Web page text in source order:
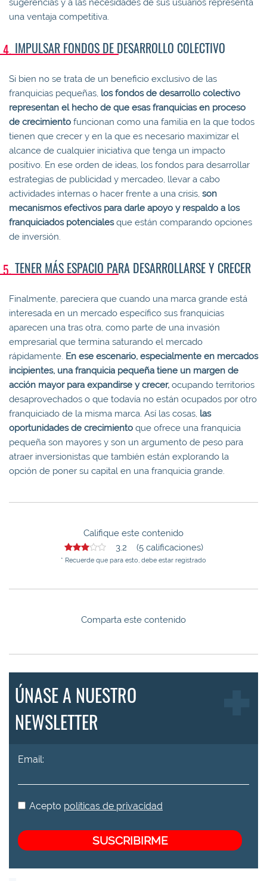
sugerencias y a las necesidades de sus usuarios representa
una ventaja competitiva.
IMPULSAR FONDOS DE DESARROLLO COLECTIVO
Si bien no se trata de un beneficio exclusivo de las
franquicias pequeñas, los fondos de desarrollo colectivo
representan el hecho de que esas franquicias en proceso
de crecimiento funcionan como una familia en la que todos
tienen que crecer y en la que es necesario maximizar el
alcance de cualquier iniciativa que tenga un impacto
positivo. En ese orden de ideas, los fondos para desarrollar
estrategias de publicidad y mercadeo, llevar a cabo
actividades internas o hacer frente a una crisis, son
mecanismos efectivos para darle apoyo y respaldo a los
franquiciados potencialesque están comparando opciones
de inversión.
TENER MÁS ESPACIO PARA DESARROLLARSE Y CRECER
Finalmente, pareciera que cuando una marca grande está
interesada en un mercado específico sus franquicias
aparecen una tras otra, como parte de una invasión
empresarial que termina saturando el mercado
rápidamente. En ese escenario, especialmente en mercados
incipientes, una franquicia pequeña tiene un margen de
acción mayor para expandirse y crecer, ocupando territorios
desaprovechados o que todavía no están ocupados por otro
franquiciado de la misma marca. Así las cosas, las
oportunidades de crecimiento que ofrece una franquicia
pequeña son mayores y son un argumento de peso para
atraer inversionistas que también están explorando la
opción de poner su capital en una franquicia grande.
Califique este contenido
3.2 (5 calificaciones)
* Recuerde que para esto, debe estar registrado
Comparta este contenido
ÚNASE A NUESTRO
NEWSLETTER
Email:
Acepto políticas de privacidad